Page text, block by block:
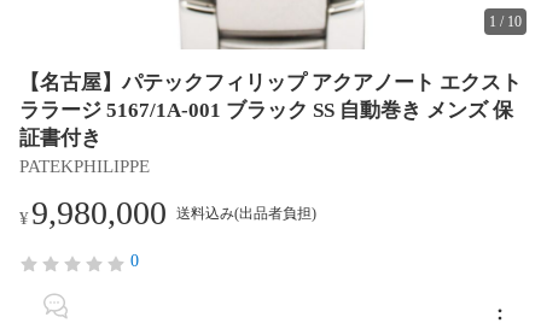
1 / 10
【名古屋】パテックフィリップ アクアノート エクスト
ララージ 5167/1A-001 ブラック SS 自動巻き メンズ 保
証書付き
PATEKPHILIPPE
¥9,980,000 送料込み(出品者負担)
0